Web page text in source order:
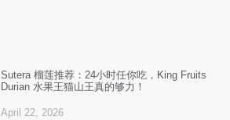
Sutera 榴莲推荐：24小时任你吃，King Fruits
Durian 水果王猫山王真的够力！
April 22, 2026